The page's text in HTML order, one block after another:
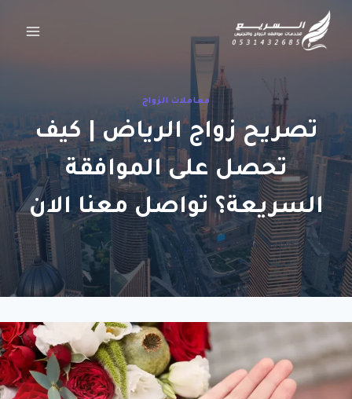
التجاوز
المحتوى
معاملات الزواج
تصريح زواج الرياض | كيف
تحصل على الموافقة
السريعة؟ تواصل معنا الان
بواسطة ywpv5
21/07/2026